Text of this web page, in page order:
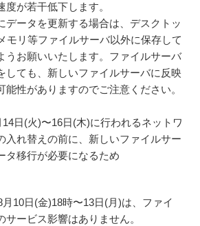
度が若干低下します。
データを更新する場合は、デスクトッ
モリ等ファイルサーバ以外に保存して
うお願いいたします。ファイルサーバ
しても、新しいファイルサーバに反映
能性がありますのでご注意ください。
14日(火)〜16日(木)に行われるネットワ
入れ替えの前に、新しいファイルサー
タ移行が必要になるため
月10日(金)18時〜13日(月)は、ファイ
サービス影響はありません。